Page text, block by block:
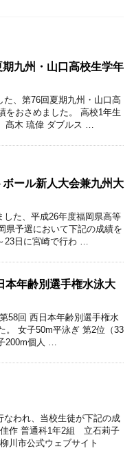
期九州・山口高校生学年
た、第76回夏期九州・山口高
をおさめました。 高校1年生
木 琉偉 ダブルス …
ール新人大会兼九州大
した、平成26年度福岡県高等
県予選において下記の成績を
23日に宮崎で行わ …
本年齢別選手権水泳大
58回 西日本年齢別選手権水
。 女子50m平泳ぎ 第2位（33
個人 …
なわれ、当校生徒が下記の成
作 普通科1年2組 立石莉子
川市公式ウェブサイト